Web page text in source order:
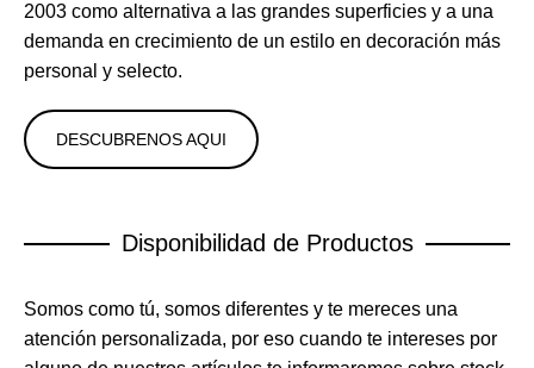
2003 como alternativa a las grandes superficies y a una
demanda en crecimiento de un estilo en decoración más
personal y selecto.
DESCUBRENOS AQUI
Disponibilidad de Productos
Somos como tú, somos diferentes y te mereces una
atención personalizada, por eso cuando te intereses por